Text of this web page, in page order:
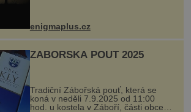
...
enigmaplus.cz
ZÁBOŘSKÁ POUŤ 2025
Tradiční Zábořská pouť, která se
koná v neděli 7.9.2025 od 11:00
hod. u kostela v Záboří, části obce